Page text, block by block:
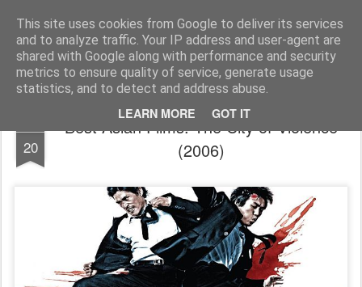
This site uses cookies from Google to deliver its services
and to analyze traffic. Your IP address and user-agent are
shared with Google along with performance and security
metrics to ensure quality of service, generate usage
statistics, and to detect and address abuse.
LEARN MORE GOT IT
FilmBoy
20
Best Asian Films: The City of Violence
(2006)